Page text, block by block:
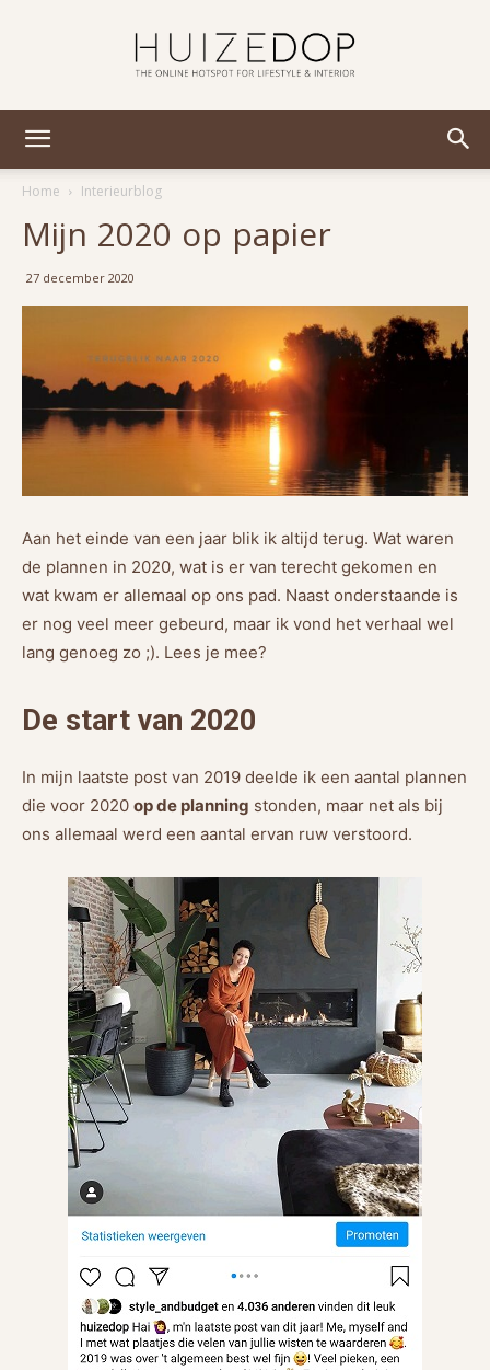
Home
Interieurblog
Mijn 2020 op papier
27 december 2020
Aan het einde van een jaar blik ik altijd terug. Wat waren
de plannen in 2020, wat is er van terecht gekomen en
wat kwam er allemaal op ons pad. Naast onderstaande is
er nog veel meer gebeurd, maar ik vond het verhaal wel
lang genoeg zo ;). Lees je mee?
De start van 2020
In mijn laatste post van 2019 deelde ik een aantal plannen
die voor 2020 op de planning stonden, maar net als bij
ons allemaal werd een aantal ervan ruw verstoord.